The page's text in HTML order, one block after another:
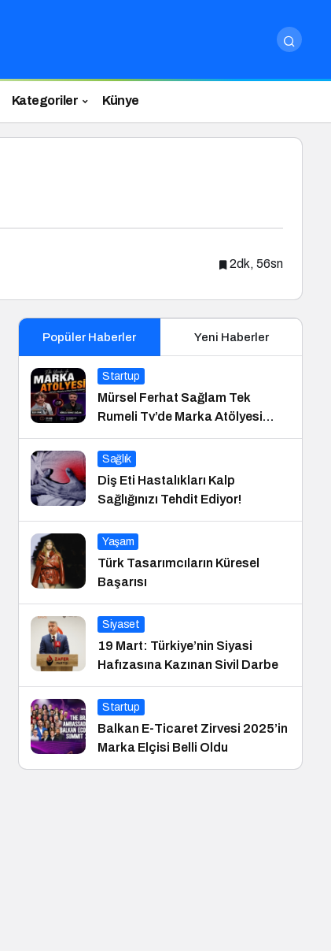
Kategoriler Künye
2dk, 56sn
Popüler Haberler Yeni Haberler
Startup
Mürsel Ferhat Sağlam Tek
Rumeli Tv’de Marka Atölyesi
Programına Konuk Oldu
Sağlık
Diş Eti Hastalıkları Kalp
Sağlığınızı Tehdit Ediyor!
Yaşam
Türk Tasarımcıların Küresel
Başarısı
Siyaset
19 Mart: Türkiye’nin Siyasi
Hafızasına Kazınan Sivil Darbe
Startup
Balkan E-Ticaret Zirvesi 2025’in
Marka Elçisi Belli Oldu